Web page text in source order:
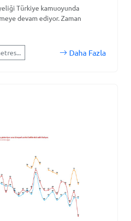
Türkiye kamuoyunda
devam ediyor. Zaman
Daha Fazla